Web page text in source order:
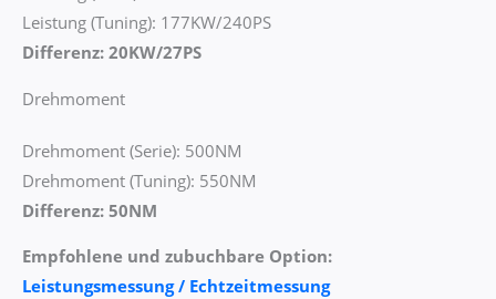
Leistung (Tuning): 177KW/240PS
Differenz: 20KW/27PS
Drehmoment
Drehmoment (Serie): 500NM
Drehmoment (Tuning): 550NM
Differenz: 50NM
Empfohlene und zubuchbare Option:
Leistungsmessung / Echtzeitmessung